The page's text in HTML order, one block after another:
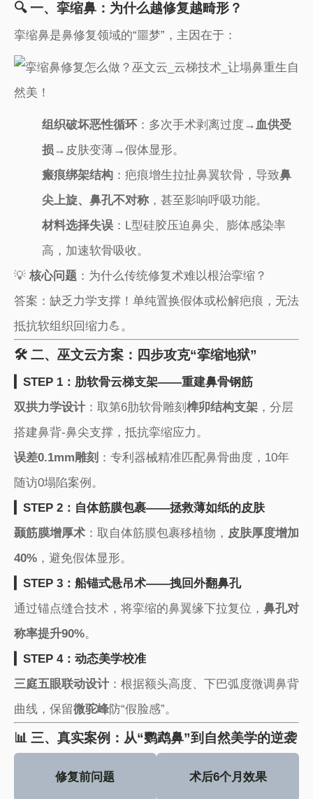
🔍 一、挛缩鼻：为什么越修复越畸形？
挛缩鼻是鼻修复领域的“噩梦”，主因在于：
​组织破坏恶性循环​​：多次手术剥离过度→​​血供受
损​ ​→皮肤变薄→假体显形。
​瘢痕绑架结构​​：疤痕增生拉扯鼻翼软骨，导致​​鼻
尖上旋、鼻孔不对称​​，甚至影响呼吸功能。
​材料选择失误​​：L型硅胶压迫鼻尖、膨体感染率
高，加速软骨吸收。
💡 ​ ​核心问题​​：为什么传统修复术难以根治挛缩？
答案：缺乏力学支撑！单纯置换假体或松解疤痕，无法
抵抗软组织回缩力💪。
🛠️ 二、巫文云方案：四步攻克“挛缩地狱”
​▎STEP 1：肋软骨云梯支架——重建鼻骨钢筋​
​双拱力学设计​​：取第6肋软骨雕刻​ ​榫卯结构支架​​，分层
搭建鼻背-鼻尖支撑，抵抗挛缩应力。
​误差0.1mm雕刻​ ​：专利器械精准匹配鼻骨曲度，10年
随访0塌陷案例。
​▎STEP 2：自体筋膜包裹——拯救薄如纸的皮肤​
​颞筋膜增厚术​​：取自体筋膜包裹移植物，​ ​皮肤厚度增加
40%​​，避免假体显形。
​▎STEP 3：船锚式悬吊术——拽回外翻鼻孔​
通过锚点缝合技术，将挛缩的鼻翼缘下拉复位，​ ​鼻孔对
称率提升90%​​。
​▎STEP 4：动态美学校准​
​三庭五眼联动设计​​：根据额头高度、下巴弧度微调鼻背
曲线，保留​​微驼峰​​防“假脸感”。
📊 三、真实案例：从“鹦鹉鼻”到自然美学的逆袭
​修复前问题​ ​术后6个月效果​